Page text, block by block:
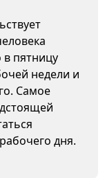
пятницу
недели и
Самое
дня.